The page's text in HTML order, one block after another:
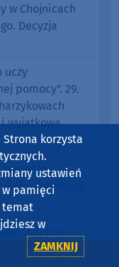
w Chojnicach
Decyzja
uczy
pomocy". 29.
wyjątkowa
remontu
zakończył
Chojnice
ścieżki
korzysta
ustawień
pamięci
temat
w
ZAMKNIJ